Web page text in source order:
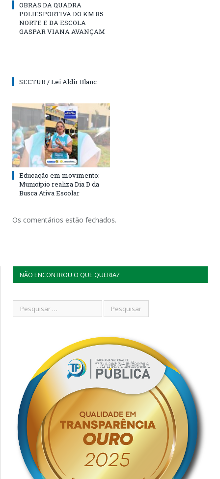
OBRAS DA QUADRA
POLIESPORTIVA DO KM 85
NORTE E DA ESCOLA
GASPAR VIANA AVANÇAM
SECTUR / Lei Aldir Blanc
Educação em movimento:
Município realiza Dia D da
Busca Ativa Escolar
Os comentários estão fechados.
NÃO ENCONTROU O QUE QUERIA?